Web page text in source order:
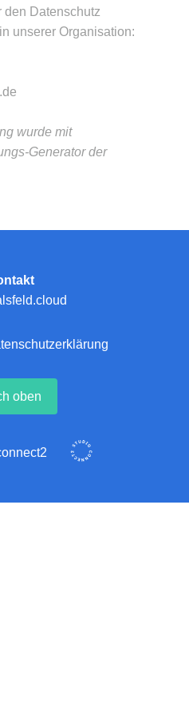
den Datenschutz
unserer Organisation:
wurde mit
Generator der
oben